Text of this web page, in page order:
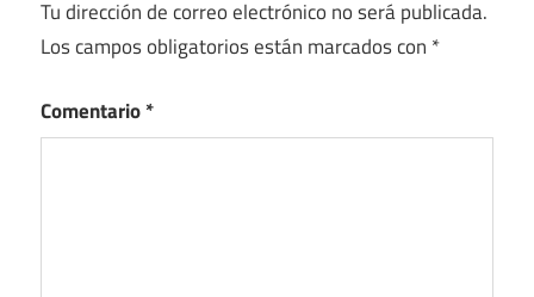
Tu dirección de correo electrónico no será publicada.
Los campos obligatorios están marcados con *
Comentario*